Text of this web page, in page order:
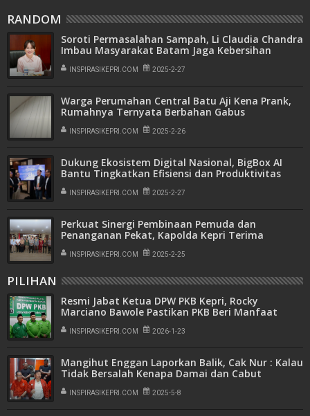
RANDOM
Soroti Permasalahan Sampah, Li Claudia Chandra
Imbau Masyarakat Batam Jaga Kebersihan
INSPIRASIKEPRI.COM 2025-2-27
Warga Perumahan Central Batu Aji Kena Prank,
Rumahnya Ternyata Berbahan Gabus
INSPIRASIKEPRI.COM 2025-2-26
Dukung Ekosistem Digital Nasional, BigBox AI
Bantu Tingkatkan Efisiensi dan Produktivitas
INSPIRASIKEPRI.COM 2025-2-27
Perkuat Sinergi Pembinaan Pemuda dan
Penanganan Pekat, Kapolda Kepri Terima
Audiensi PW PRIMA DMI
INSPIRASIKEPRI.COM 2025-2-25
PILIHAN
Resmi Jabat Ketua DPW PKB Kepri, Rocky
Marciano Bawole Pastikan PKB Beri Manfaat
Nyata Bagi Masyarakat
INSPIRASIKEPRI.COM 2026-1-23
Mangihut Enggan Laporkan Balik, Cak Nur : Kalau
Tidak Bersalah Kenapa Damai dan Cabut
INSPIRASIKEPRI.COM 2025-5-8